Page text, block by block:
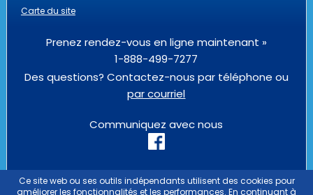
Carte du site
Prenez rendez-vous en ligne maintenant »
1-888-499-7277
Des questions? Contactez-nous par téléphone ou
par courriel
Communiquez avec nous